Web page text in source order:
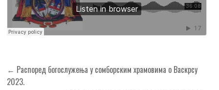
Кретање
чланка
← Распоред богослужења у сомборским храмовима о Васкрсу
2023.